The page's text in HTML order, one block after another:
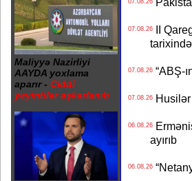
Maliyyə Nazirliyi
AAYDA yoxlama
aparır - Ciddi
yeyintilər aşkarlanıb
07.08.26
07.08.26II
07.08.26“ABŞ-
07.08.26Husilər
06.08.26
ayırıb
06.08.26